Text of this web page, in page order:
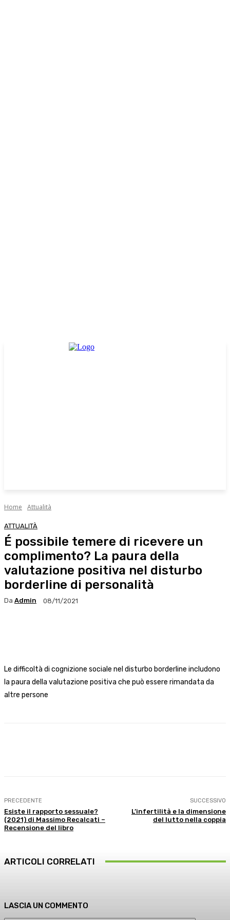
Home Attualità
ATTUALITÀ
É possibile temere di ricevere un
complimento? La paura della
valutazione positiva nel disturbo
borderline di personalità
Da Admin 08/11/2021
Le difficoltà di cognizione sociale nel disturbo borderline includono
la paura della valutazione positiva che può essere rimandata da
altre persone
PRECEDENTE
Esiste il rapporto sessuale?
(2021) di Massimo Recalcati –
Recensione del libro
SUCCESSIVO
L’infertilità e la dimensione
del lutto nella coppia
ARTICOLI CORRELATI
LASCIA UN COMMENTO